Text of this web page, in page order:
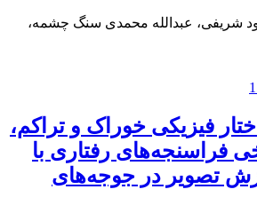
شریفی، عبدالله محمدی سنگ چشمه،
فیزیکی خوراک و تراکم،
فراسنجه‌های رفتاری با
تصویر در جوجه‌های